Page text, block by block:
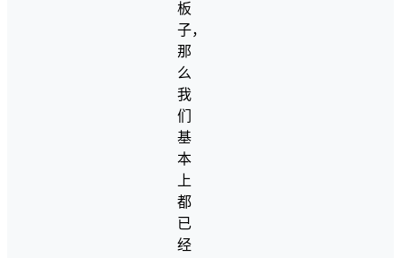
板
子，
那
么
我
们
基
本
上
都
已
经